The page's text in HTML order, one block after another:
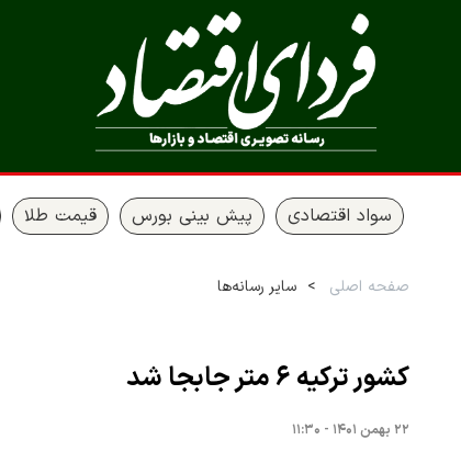
سواد اقتصادی پیش بینی بورس قیمت طلا
صفحه اصلی سایر رسانه‌ها
کشور ترکیه ۶ متر جابجا شد
۲۲ بهمن ۱۴۰۱ - ۱۱:۳۰